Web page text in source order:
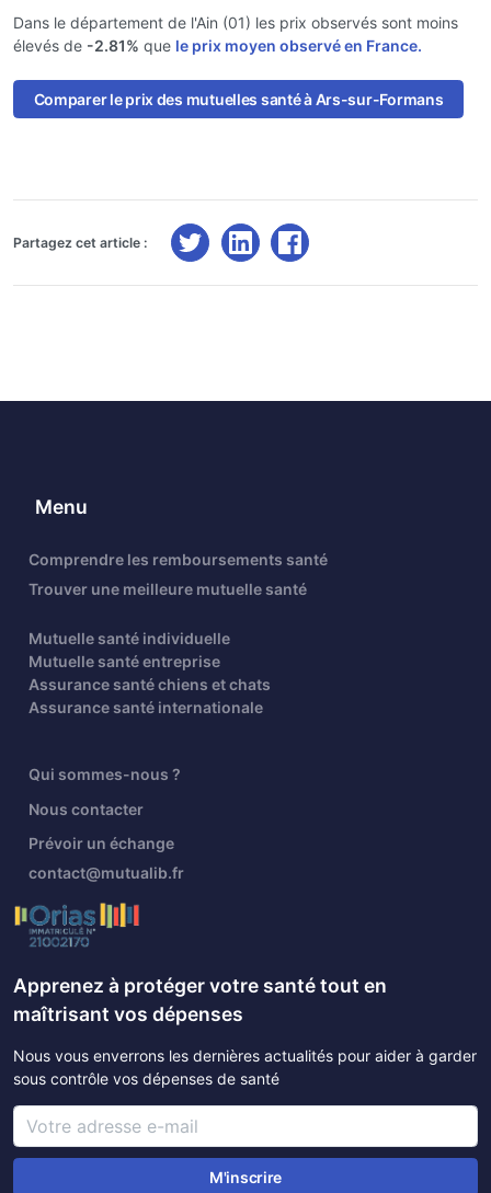
Dans le département de l'Ain (01) les prix observés sont moins
élevés de -2.81% que le prix moyen observé en France.
Comparer le prix des mutuelles santé à Ars-sur-Formans
Partagez cet article :
Menu
Comprendre les remboursements santé
Trouver une meilleure mutuelle santé
Mutuelle santé individuelle
Mutuelle santé entreprise
Assurance santé chiens et chats
Assurance santé internationale
Qui sommes-nous ?
Nous contacter
Prévoir un échange
contact@mutualib.fr
Apprenez à protéger votre santé tout en
maîtrisant vos dépenses
Nous vous enverrons les dernières actualités pour aider à garder
sous contrôle vos dépenses de santé
M'inscrire